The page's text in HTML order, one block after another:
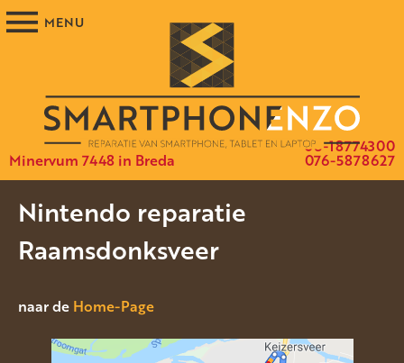
Minervum 7448 in Breda 076-5878627
06-18774300
Nintendo reparatie
Raamsdonksveer
naar de Home-Page